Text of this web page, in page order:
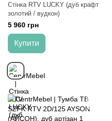
Стінка RTV LUCKY (дуб крафт
золотий / вудкон)
5 960 грн
Купити